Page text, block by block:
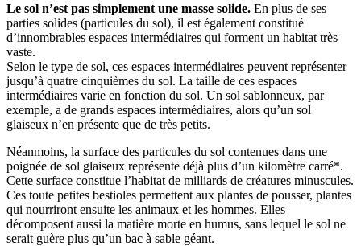
Le sol n’est pas simplement une masse solide. En plus de ses
parties solides (particules du sol), il est également constitué
d’innombrables espaces intermédiaires qui forment un habitat très
vaste.
Selon le type de sol, ces espaces intermédiaires peuvent représenter
jusqu’à quatre cinquièmes du sol. La taille de ces espaces
intermédiaires varie en fonction du sol. Un sol sablonneux, par
exemple, a de grands espaces intermédiaires, alors qu’un sol
glaiseux n’en présente que de très petits.
Néanmoins, la surface des particules du sol contenues dans une
poignée de sol glaiseux représente déjà plus d’un kilomètre carré*.
Cette surface constitue l’habitat de milliards de créatures minuscules.
Ces toute petites bestioles permettent aux plantes de pousser, plantes
qui nourriront ensuite les animaux et les hommes. Elles
décomposent aussi la matière morte en humus, sans lequel le sol ne
serait guère plus qu’un bac à sable géant.